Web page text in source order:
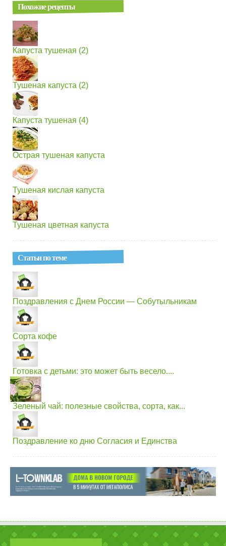
Похожие рецепты
Капуста тушеная (2)
Тушеная капуста (2)
Капуста тушеная (4)
Острая тушеная капуста
Тушеная кислая капуста
Тушеная цветная капуста
Статьи по теме
Поздравления с Днем России — Собутыльникам
Сорта кофе
Готовка с детьми: это может быть весело....
Зеленый чай: полезные свойства, сорта, как...
Поздравление ко дню Согласия и Единства